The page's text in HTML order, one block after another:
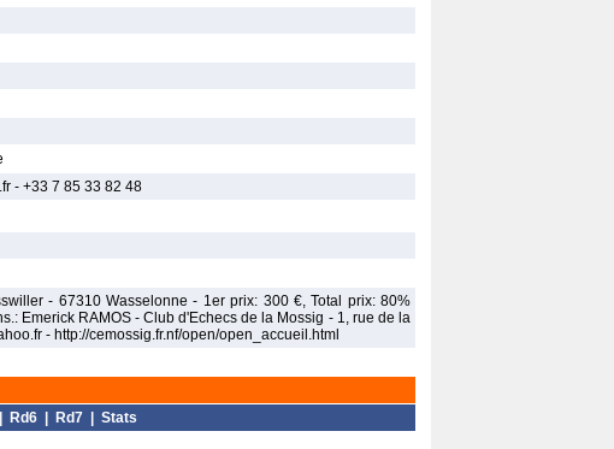
- +33 7 85 33 82 48
- 67310 Wasselonne - 1er prix: 300 €, Total prix: 80%
Emerick RAMOS - Club d'Echecs de la Mossig - 1, rue de la
- http://cemossig.fr.nf/open/open_accueil.html
Rd6 Rd7 Stats